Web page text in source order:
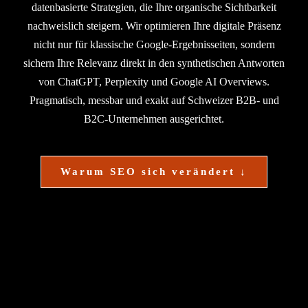
datenbasierte Strategien, die Ihre organische Sichtbarkeit
nachweislich steigern. Wir optimieren Ihre digitale Präsenz
nicht nur für klassische Google-Ergebnisseiten, sondern
sichern Ihre Relevanz direkt in den synthetischen Antworten
von ChatGPT, Perplexity und Google AI Overviews.
Pragmatisch, messbar und exakt auf Schweizer B2B- und
B2C-Unternehmen ausgerichtet.
Warum SEO sich verändert ↓